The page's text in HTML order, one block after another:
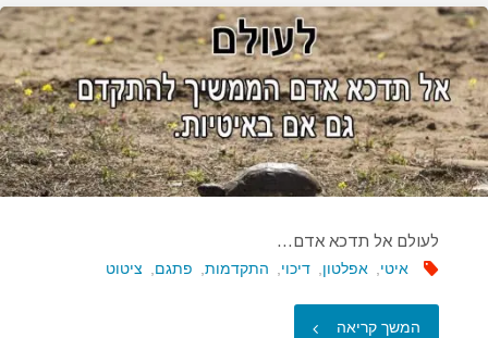
לאחרונה
מצא…"
לעולם אל תדכא אדם…
איטי, אפלטון, דיכוי, התקדמות, פתגם, ציטוט
המשך קריאה "לעולם